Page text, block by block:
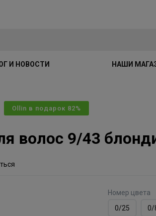
И НОВОСТИ НАШИ
Ollin в подарок 82%
волос 9/43
Номер цвета
0/25
0/